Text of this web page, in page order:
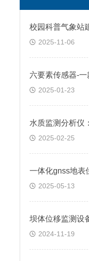
2025-11-06
2025-01-23
2025-02-25
2025-05-13
2024-11-19